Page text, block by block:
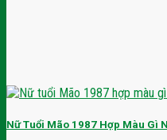
Nữ Tuổi Mão 1987 Hợp Màu Gì